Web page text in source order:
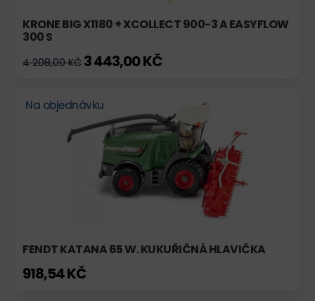
KRONE BIG X1180 + XCOLLECT 900-3 A EASYFLOW
300 S
4 208,00 KČ 3 443,00 KČ
Na objednávku
FENDT KATANA 65 W. KUKUŘIČNÁ HLAVIČKA
918,54 KČ